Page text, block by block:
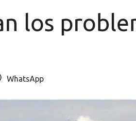
los
WhatsApp